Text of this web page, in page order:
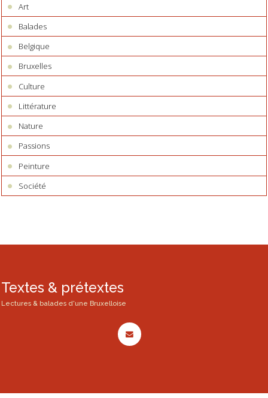
Art
Balades
Belgique
Bruxelles
Culture
Littérature
Nature
Passions
Peinture
Société
Textes & prétextes
Lectures & balades d'une Bruxelloise